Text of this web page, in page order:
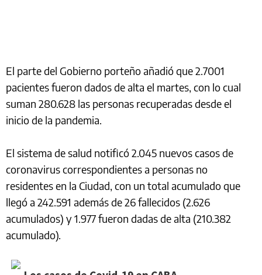
El parte del Gobierno porteño añadió que 2.7001
pacientes fueron dados de alta el martes, con lo cual
suman 280.628 las personas recuperadas desde el
inicio de la pandemia.
El sistema de salud notificó 2.045 nuevos casos de
coronavirus correspondientes a personas no
residentes en la Ciudad, con un total acumulado que
llegó a 242.591 además de 26 fallecidos (2.626
acumulados) y 1.977 fueron dadas de alta (210.382
acumulado).